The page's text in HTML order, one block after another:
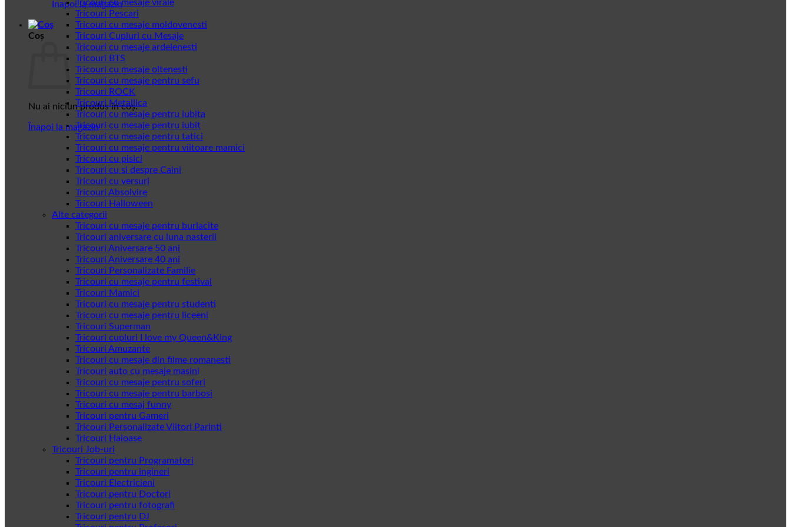
Înapoi la magazin
Coș
Nu ai niciun produs în coș.
Înapoi la magazin
Tricouri cu mesaje virale
Tricouri Pescari
Tricouri cu mesaje moldovenesti
Tricouri Cupluri cu Mesaje
Tricouri cu mesaje ardelenesti
Tricouri BTS
Tricouri cu mesaje oltenesti
Tricouri cu mesaje pentru sefu
Tricouri ROCK
Tricouri Metallica
Tricouri cu mesaje pentru iubita
Tricouri cu mesaje pentru iubit
Tricouri cu mesaje pentru tatici
Tricouri cu mesaje pentru viitoare mamici
Tricouri cu pisici
Tricouri cu si despre Caini
Tricouri cu versuri
Tricouri Absolvire
Tricouri Halloween
Alte categorii
Tricouri cu mesaje pentru burlacite
Tricouri aniversare cu luna nasterii
Tricouri Aniversare 50 ani
Tricouri Aniversare 40 ani
Tricouri Personalizate Familie
Tricouri cu mesaje pentru festival
Tricouri Mamici
Tricouri cu mesaje pentru studenti
Tricouri cu mesaje pentru liceeni
Tricouri Superman
Tricouri cupluri I love my Queen&King
Tricouri Amuzante
Tricouri cu mesaje din filme romanesti
Tricouri auto cu mesaje masini
Tricouri cu mesaje pentru soferi
Tricouri cu mesaje pentru barbosi
Tricouri cu mesaj funny
Tricouri pentru Gameri
Tricouri Personalizate Viitori Parinti
Tricouri Haioase
Tricouri Job-uri
Tricouri pentru Programatori
Tricouri pentru ingineri
Tricouri Electricieni
Tricouri pentru Doctori
Tricouri pentru fotografi
Tricouri pentru DJ